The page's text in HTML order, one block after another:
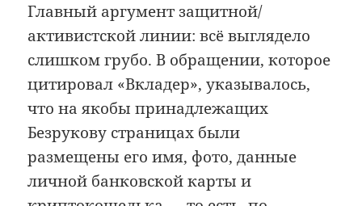
Главный аргумент защитной/
активистской линии: всё выглядело
слишком грубо. В обращении, которое
цитировал «Вкладер», указывалось,
что на якобы принадлежащих
Безрукову страницах были
размещены его имя, фото, данные
личной банковской карты и